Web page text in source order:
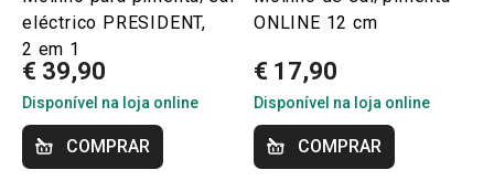
eléctrico PRESIDENT,
2 em 1
€ 39,90
Disponível na loja online
COMPRAR
ONLINE 12 cm
€ 17,90
Disponível na loja online
COMPRAR